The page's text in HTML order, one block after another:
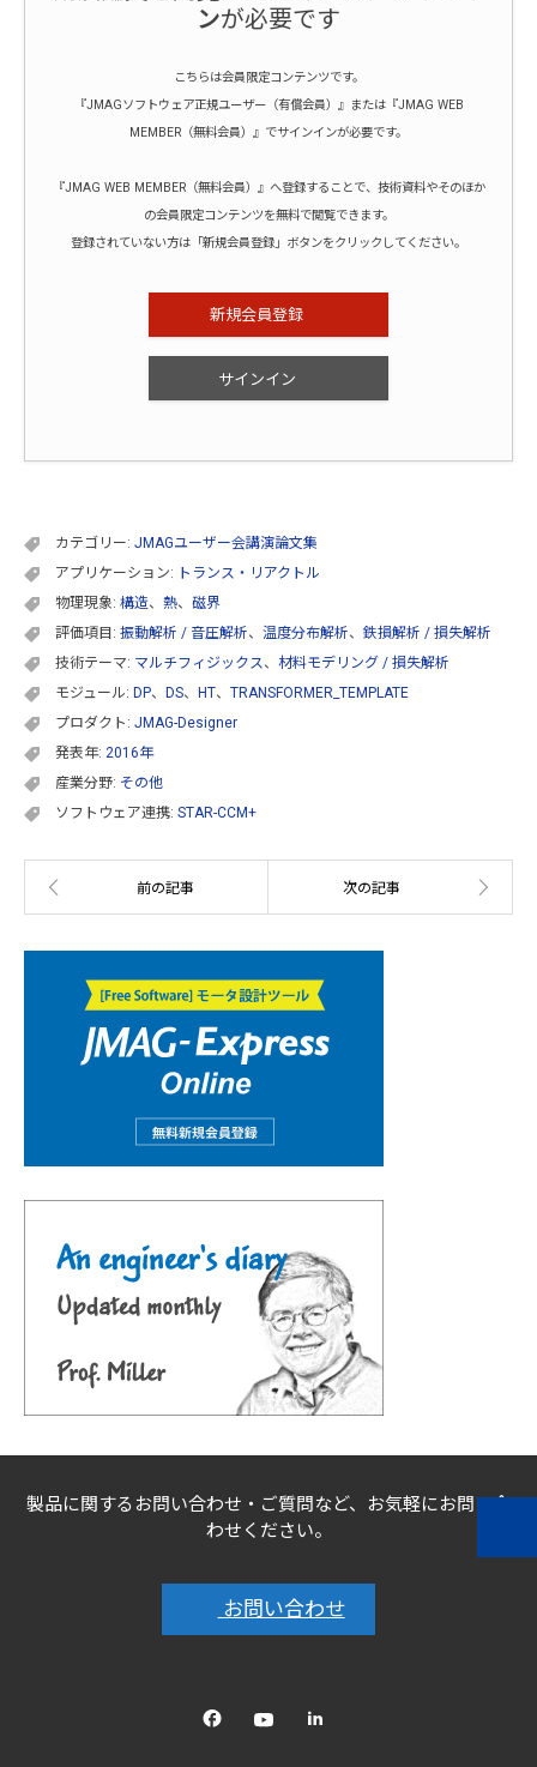
ンが必要です
こちらは会員限定コンテンツです。
『JMAGソフトウェア正規ユーザー（有償会員）』または『JMAG WEB
MEMBER（無料会員）』でサインインが必要です。
『JMAG WEB MEMBER（無料会員）』へ登録することで、技術資料やそのほか
の会員限定コンテンツを無料で閲覧できます。
登録されていない方は「新規会員登録」ボタンをクリックしてください。
新規会員登録
サインイン
カテゴリー: JMAGユーザー会講演論文集
アプリケーション: トランス・リアクトル
物理現象: 構造、 熱、 磁界
評価項目: 振動解析 / 音圧解析、 温度分布解析、 鉄損解析 / 損失解析
技術テーマ: マルチフィジックス、 材料モデリング / 損失解析
モジュール: DP、 DS、 HT、 TRANSFORMER_TEMPLATE
プロダクト: JMAG-Designer
発表年: 2016年
産業分野: その他
ソフトウェア連携: STAR-CCM+
製品に関するお問い合わせ・ご質問など、お気軽にお問い合
わせください。
お問い合わせ
linkedin